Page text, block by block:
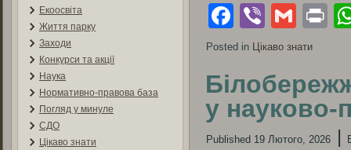
Екоосвіта
Життя парку
Заходи
Конкурси та акції
Наука
Нормативно-правова база
Погляд у минуле
СДО
Цікаво знати
Facebook
Viber
Posted in Цікаво знати
у науково-
Published 19 Лютого, 2026 |